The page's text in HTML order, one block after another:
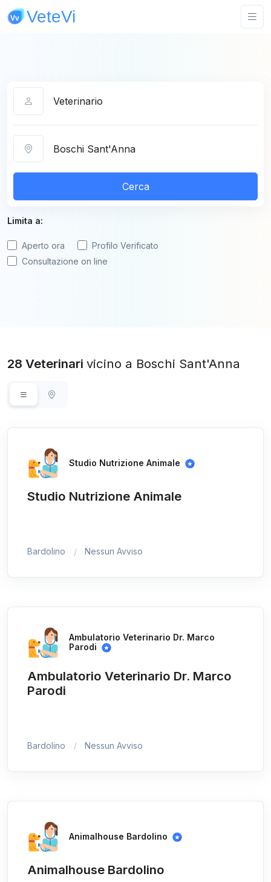
Cerca
Limita a:
Aperto ora
Profilo Verificato
Consultazione on line
28 Veterinari vicino a Boschi Sant'Anna
Studio Nutrizione Animale
Studio Nutrizione Animale
Bardolino Nessun Avviso
Ambulatorio Veterinario Dr. Marco
Parodi
Ambulatorio Veterinario Dr. Marco
Parodi
Bardolino Nessun Avviso
Animalhouse Bardolino
Animalhouse Bardolino